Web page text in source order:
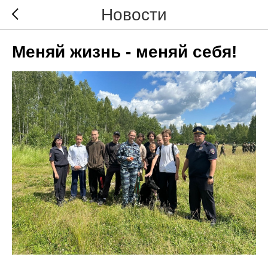
Новости
Меняй жизнь - меняй себя!